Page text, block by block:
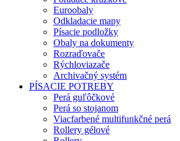
Euroobaly
Odkladacie mapy
Písacie podložky
Obaly na dokumenty
Rozraďovače
Rýchloviazače
Archivačný systém
PÍSACIE POTREBY
Perá guľôčkové
Perá so stojanom
Viacfarbené multifunkčné perá
Rollery gélové